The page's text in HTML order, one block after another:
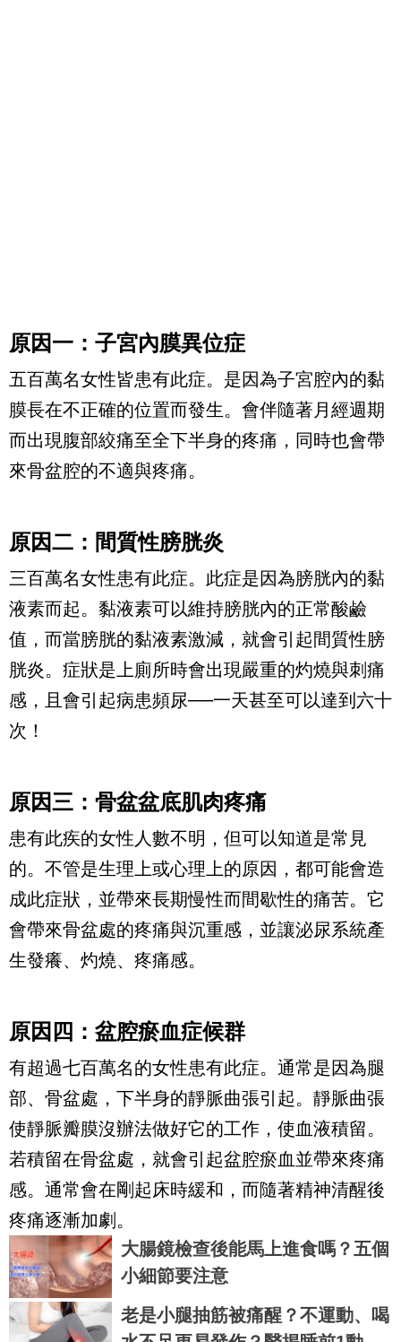
原因一：子宮內膜異位症
五百萬名女性皆患有此症。是因為子宮腔內的黏
膜長在不正確的位置而發生。會伴隨著月經週期
而出現腹部絞痛至全下半身的疼痛，同時也會帶
來骨盆腔的不適與疼痛。
原因二：間質性膀胱炎
三百萬名女性患有此症。此症是因為膀胱內的黏
液素而起。黏液素可以維持膀胱內的正常酸鹼
值，而當膀胱的黏液素激減，就會引起間質性膀
胱炎。症狀是上廁所時會出現嚴重的灼燒與刺痛
感，且會引起病患頻尿──一天甚至可以達到六十
次！
原因三：骨盆盆底肌肉疼痛
患有此疾的女性人數不明，但可以知道是常見
的。不管是生理上或心理上的原因，都可能會造
成此症狀，並帶來長期慢性而間歇性的痛苦。它
會帶來骨盆處的疼痛與沉重感，並讓泌尿系統產
生發癢、灼燒、疼痛感。
原因四：盆腔瘀血症候群
有超過七百萬名的女性患有此症。通常是因為腿
部、骨盆處，下半身的靜脈曲張引起。靜脈曲張
使靜脈瓣膜沒辦法做好它的工作，使血液積留。
若積留在骨盆處，就會引起盆腔瘀血並帶來疼痛
感。通常會在剛起床時緩和，而隨著精神清醒後
疼痛逐漸加劇。
大腸鏡檢查後能馬上進食嗎？五個
小細節要注意
老是小腿抽筋被痛醒？不運動、喝